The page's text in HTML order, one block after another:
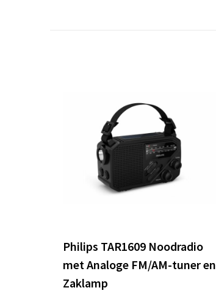
Philips TAR1609 Noodradio
met Analoge FM/AM-tuner en
Zaklamp